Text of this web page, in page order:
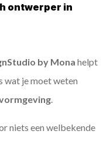
ontwerper in
by Mona helpt
wat je moet weten
niets een welbekende